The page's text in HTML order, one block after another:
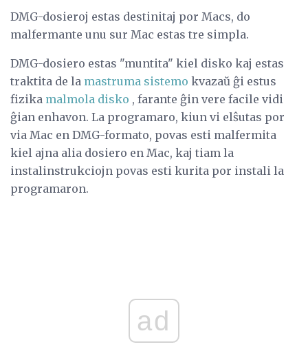
DMG-dosieroj estas destinitaj por Macs, do
malfermante unu sur Mac estas tre simpla.
DMG-dosiero estas "muntita" kiel disko kaj estas
traktita de la mastruma sistemo kvazaŭ ĝi estus
fizika malmola disko , farante ĝin vere facile vidi
ĝian enhavon. La programaro, kiun vi elŝutas por
via Mac en DMG-formato, povas esti malfermita
kiel ajna alia dosiero en Mac, kaj tiam la
instalinstrukciojn povas esti kurita por instali la
programaron.
ad